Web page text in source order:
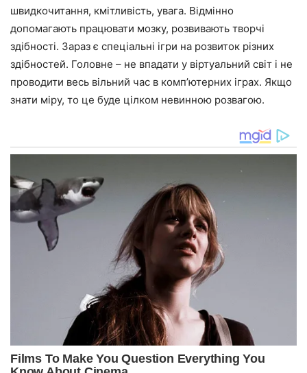
швидкочитання, кмітливість, увага. Відмінно
допомагають працювати мозку, розвивають творчі
здібності. Зараз є спеціальні ігри на розвиток різних
здібностей. Головне – не впадати у віртуальний світ і не
проводити весь вільний час в комп’ютерних іграх. Якщо
знати міру, то це буде цілком невинною розвагою.